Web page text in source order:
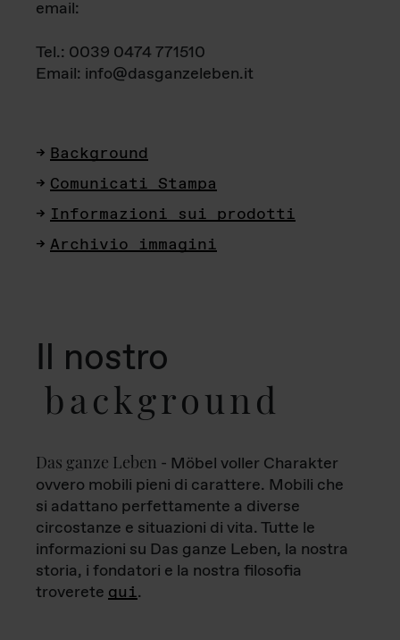
email:
Tel.: 0039 0474 771510
Email: info@dasganzeleben.it
Background
Comunicati Stampa
Informazioni sui prodotti
Archivio immagini
Il nostro
background
Das ganze Leben - Möbel voller Charakter
ovvero mobili pieni di carattere. Mobili che
si adattano perfettamente a diverse
circostanze e situazioni di vita. Tutte le
informazioni su Das ganze Leben, la nostra
storia, i fondatori e la nostra filosofia
troverete qui.